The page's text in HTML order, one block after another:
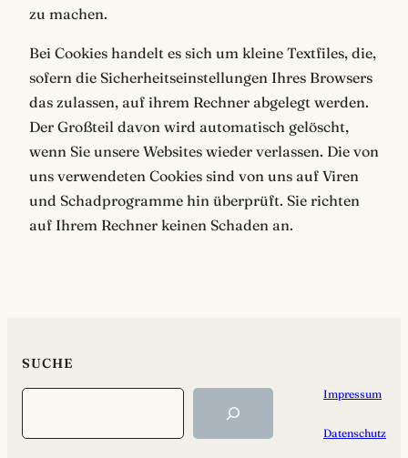
zu machen.
Bei Cookies handelt es sich um kleine Textfiles, die,
sofern die Sicherheitseinstellungen Ihres Browsers
das zulassen, auf ihrem Rechner abgelegt werden.
Der Großteil davon wird automatisch gelöscht,
wenn Sie unsere Websites wieder verlassen. Die von
uns verwendeten Cookies sind von uns auf Viren
und Schadprogramme hin überprüft. Sie richten
auf Ihrem Rechner keinen Schaden an.
SUCHE
Impressum
Datenschutz